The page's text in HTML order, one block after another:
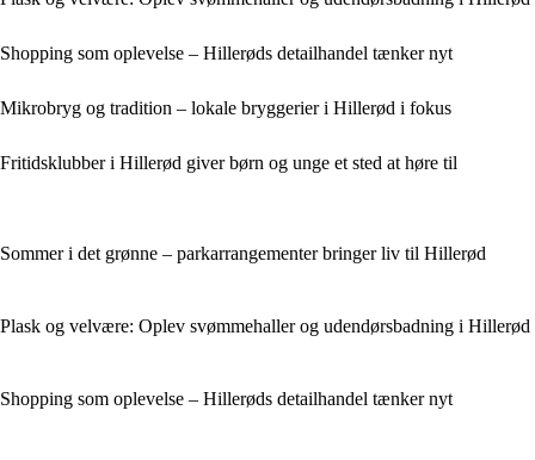
Shopping som oplevelse – Hillerøds detailhandel tænker nyt
Mikrobryg og tradition – lokale bryggerier i Hillerød i fokus
Fritidsklubber i Hillerød giver børn og unge et sted at høre til
Sommer i det grønne – parkarrangementer bringer liv til Hillerød
Plask og velvære: Oplev svømmehaller og udendørsbadning i Hillerød
Shopping som oplevelse – Hillerøds detailhandel tænker nyt